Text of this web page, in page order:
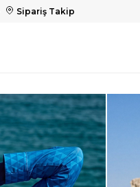
Sipariş Takip